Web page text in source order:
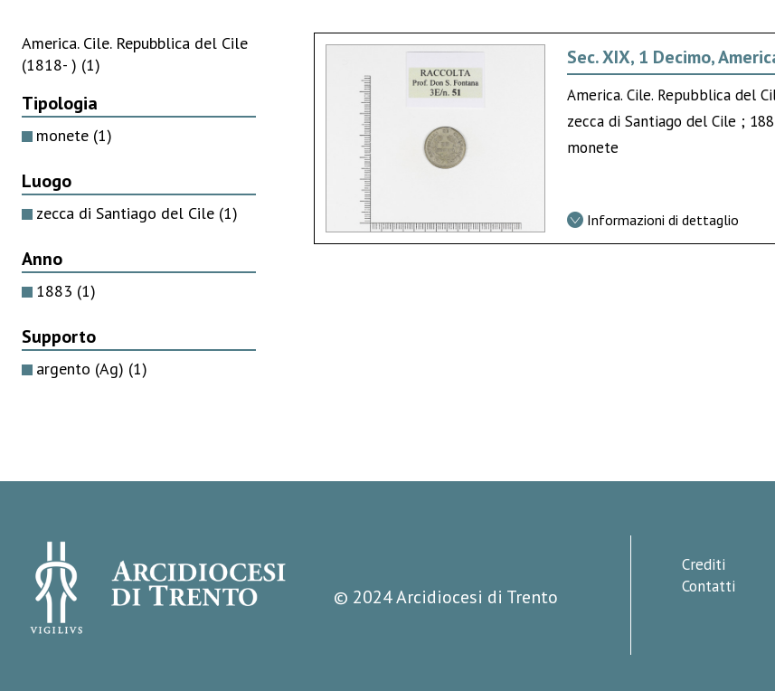
America. Cile. Repubblica del Cile
(1818- ) (1)
Tipologia
monete (1)
Luogo
zecca di Santiago del Cile (1)
Anno
1883 (1)
Supporto
argento (Ag) (1)
Sec. XIX, 1 Decimo,
America. Cile. Repubblica del
zecca di Santiago del Cile ;
monete
Informazioni di dettaglio
© 2024 Arcidiocesi di Trento
Crediti
Contatti